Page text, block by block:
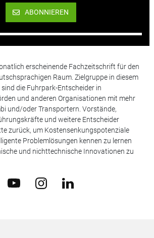
ABONNIEREN
erscheinende Fachzeitschrift für den
Raum. Zielgruppe in diesem
die Fuhrpark-Entscheider in
und anderen Organisationen mit mehr
und/oder Transportern. Vorstände,
und weitere Entscheider
zurück, um Kostensenkungspotenziale
Problemlösungen kennen zu lernen
und nichttechnische Innovationen zu